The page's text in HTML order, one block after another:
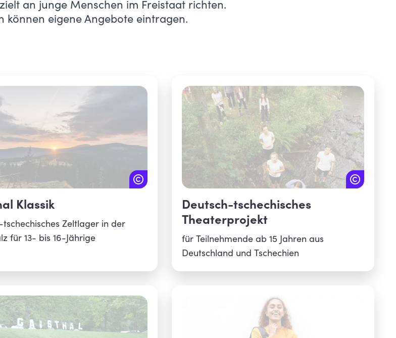
an junge Menschen im Freistaat richten.
können eigene Angebote eintragen.
Klassik
tschechisches Zeltlager in der
für 13- bis 16-Jährige
Deutsch-tschechisches
Theaterprojekt
für Teilnehmende ab 15 Jahren aus
Deutschland und Tschechien